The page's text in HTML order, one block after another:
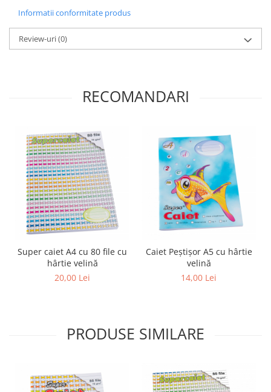
Informatii conformitate produs
Review-uri(0)
RECOMANDARI
Super caiet A4 cu 80 file cu
hârtie velină
20,00 Lei
Caiet Peştişor A5 cu hârtie
velină
14,00 Lei
PRODUSE SIMILARE